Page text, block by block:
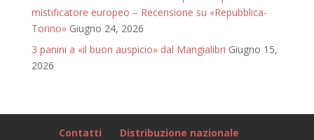
mistificatore europeo – Recensione su «Repubblica-
Torino» Giugno 24, 2026
3 panini a «il buon auspicio» dal Mangialibri Giugno 15,
2026
Contatti
Distribuzione nazionale